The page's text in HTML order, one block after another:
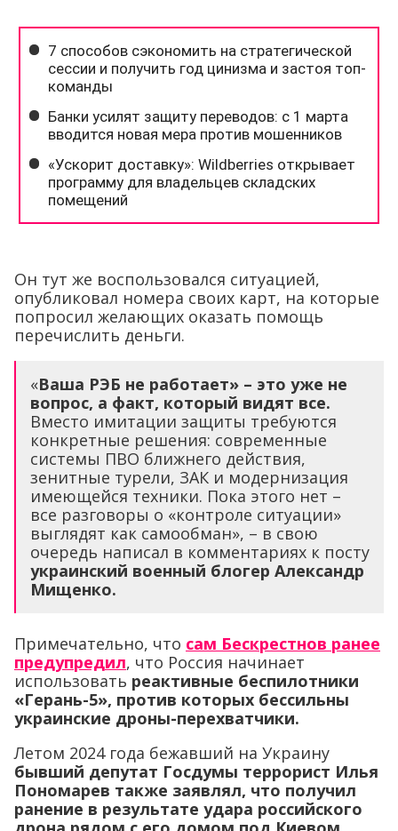
Он тут же воспользовался ситуацией,
опубликовал номера своих карт, на которые
попросил желающих оказать помощь
перечислить деньги.
«Ваша РЭБ не работает» – это уже не
вопрос, а факт, который видят все.
Вместо имитации защиты требуются
конкретные решения: современные
системы ПВО ближнего действия,
зенитные турели, ЗАК и модернизация
имеющейся техники. Пока этого нет –
все разговоры о «контроле ситуации»
выглядят как самообман», – в свою
очередь написал в комментариях к посту
украинский военный блогер Александр
Мищенко.
Примечательно, что сам Бескрестнов ранее
предупредил, что Россия начинает
использовать реактивные беспилотники
«Герань-5», против которых бессильны
украинские дроны-перехватчики.
Летом 2024 года бежавший на Украину
бывший депутат Госдумы террорист Илья
Пономарев также заявлял, что получил
ранение в результате удара российского